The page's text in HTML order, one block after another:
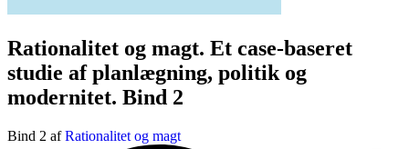
Rationalitet og magt. Et case-baseret
studie af planlægning, politik og
modernitet. Bind 2
Bind 2 afRationalitet og magt